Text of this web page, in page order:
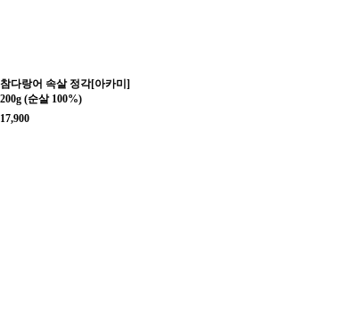
참다랑어 속살 정각[아카미]
200g (순살 100%)
17,900